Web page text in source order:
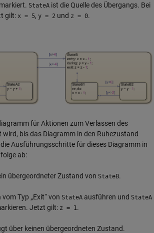
StateA ist die Quelle des Übergangs. Bei
gilt: x = 5, y = 2 und z = 0.
für Aktionen zum Verlassen des
bis das Diagramm in den Ruhezustand
Ausführungsschritte für dieses Diagramm in
ab:
übergeordneter Zustand von StateB.
Typ „Exit“ von StateA ausführen und StateA
Jetzt gilt: z = 1.
über keinen übergeordneten Zustand.